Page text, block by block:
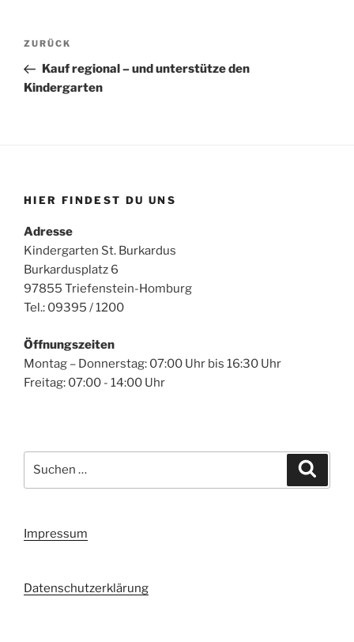
Beitragsnavigation
Vorheriger
Beitrag
ZURÜCK
Kauf regional – und unterstütze den
Kindergarten
HIER FINDEST DU UNS
Adresse
Kindergarten St. Burkardus
Burkardusplatz 6
97855 Triefenstein-Homburg
Tel.: 09395 / 1200
Öffnungszeiten
Montag – Donnerstag: 07:00 Uhr bis 16:30 Uhr
Freitag: 07:00 - 14:00 Uhr
nach:
Impressum
Datenschutzerklärung